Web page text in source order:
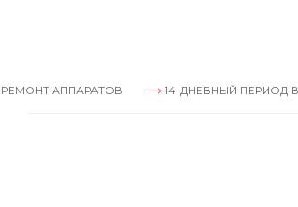
14-ДНЕВНЫЙ ПЕРИОД ВОЗВРАТА